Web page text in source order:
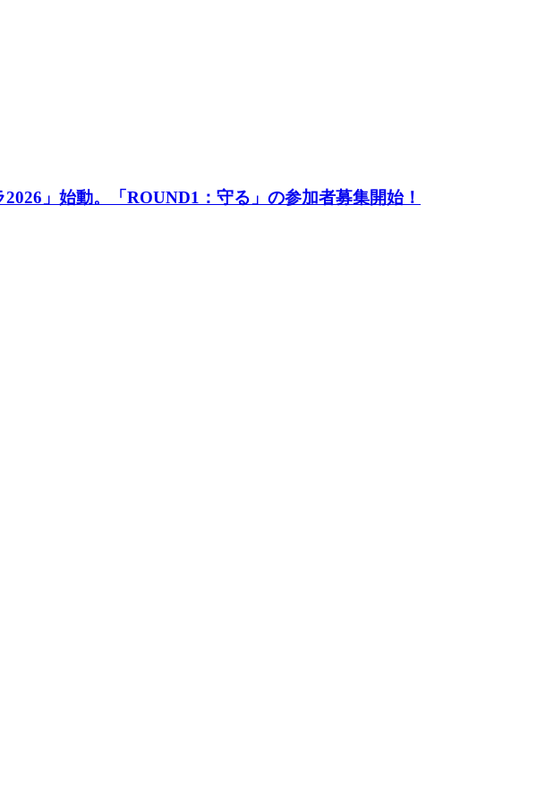
」始動。「ROUND1：守る」の参加者募集開始！